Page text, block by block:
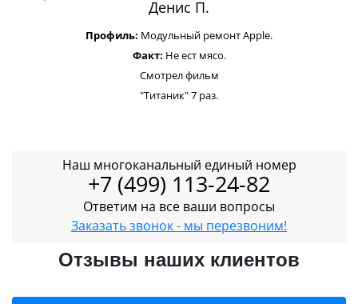
Денис П.
Профиль: Модульный ремонт Apple.
Факт: Не ест мясо.
Смотрел фильм
"Титаник" 7 раз.
Наш многоканальный единый номер
+7 (499) 113-24-82
Ответим на все ваши вопросы
Заказать звонок - мы перезвоним!
Отзывы наших клиентов